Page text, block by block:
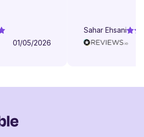
01/05/2026
Sahar Ehsani